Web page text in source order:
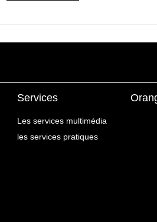
Services
Les services multimédia
les services pratiques